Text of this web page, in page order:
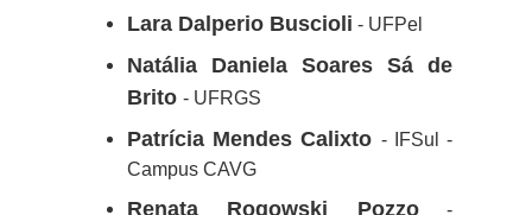
Lara Dalperio Buscioli - UFPel
Natália Daniela Soares Sá de
Brito- UFRGS
Patrícia Mendes Calixto - IFSul -
Campus CAVG
Renata Rogowski Pozzo-